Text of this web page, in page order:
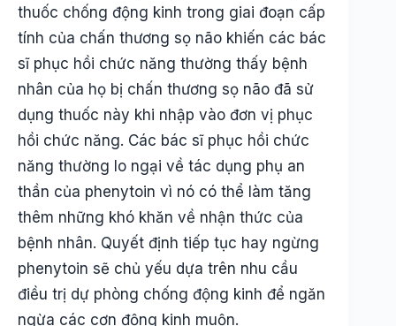
thuốc chống động kinh trong giai đoạn cấp
tính của chấn thương sọ não khiến các bác
sĩ phục hồi chức năng thường thấy bệnh
nhân của họ bị chấn thương sọ não đã sử
dụng thuốc này khi nhập vào đơn vị phục
hồi chức năng. Các bác sĩ phục hồi chức
năng thường lo ngại về tác dụng phụ an
thần của phenytoin vì nó có thể làm tăng
thêm những khó khăn về nhận thức của
bệnh nhân. Quyết định tiếp tục hay ngừng
phenytoin sẽ chủ yếu dựa trên nhu cầu
điều trị dự phòng chống động kinh để ngăn
ngừa các cơn động kinh muộn.